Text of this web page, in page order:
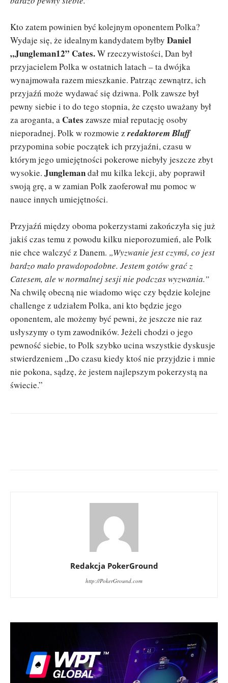
Kto zatem powinien być kolejnym oponentem Polka?
Wydaje się, że idealnym kandydatem byłby Daniel
„Jungleman12” Cates.W rzeczywistości, Dan był
przyjacielem Polka w ostatnich latach – ta dwójka
wynajmowała razem mieszkanie. Patrząc zewnątrz, ich
przyjaźń może wydawać się dziwna. Polk zawsze był
pewny siebie i to do tego stopnia, że często uważany był
za aroganta, a Cates zawsze miał reputację osoby
nieporadnej. Polk w rozmowie zredaktorem Bluff
przypomina sobie początek ich przyjaźni, czasu w
którym jego umiejętności pokerowe niebyły jeszcze zbyt
wysokie. Junglemandał mu kilka lekcji, aby poprawił
swoją grę, a w zamian Polk zaoferował mu pomoc w
nauce innych umiejętności.
Przyjaźń między oboma pokerzystami zakończyła się już
jakiś czas temu z powodu kilku nieporozumień, ale Polk
nie chce walczyć z Danem. „Wyzwanie jest czymś, co jest
bardzo mało prawdopodobne. Jestem gotów grać z
Catesem, ale w normalnej sesji nie podczas wyzwania.”
Na chwilę obecną nie wiadomo więc czy będzie kolejne
challenge z udziałem Polka, ani kto będzie jego
oponentem, ale możemy być pewni, że jeszcze nie raz
usłyszymy o tym zawodników. Jeżeli chodzi o jego
pewność siebie, to Polk szybko ucina wszystkie dyskusje
stwierdzeniem „Do czasu kiedy ktoś nie przyjdzie i mnie
nie pokona, sądzę, że jestem najlepszym pokerzystą na
świecie.”
Redakcja PokerGround
http://PokerGround.com